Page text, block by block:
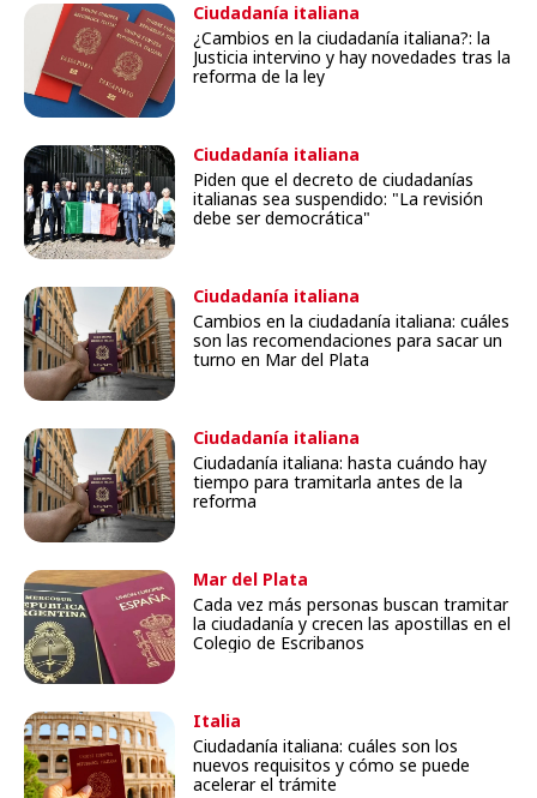
Ciudadanía italiana
¿Cambios en la ciudadanía italiana?: la
Justicia intervino y hay novedades tras la
reforma de la ley
Ciudadanía italiana
Piden que el decreto de ciudadanías
italianas sea suspendido: "La revisión
debe ser democrática"
Ciudadanía italiana
Cambios en la ciudadanía italiana: cuáles
son las recomendaciones para sacar un
turno en Mar del Plata
Ciudadanía italiana
Ciudadanía italiana: hasta cuándo hay
tiempo para tramitarla antes de la
reforma
Mar del Plata
Cada vez más personas buscan tramitar
la ciudadanía y crecen las apostillas en el
Colegio de Escribanos
Italia
Ciudadanía italiana: cuáles son los
nuevos requisitos y cómo se puede
acelerar el trámite